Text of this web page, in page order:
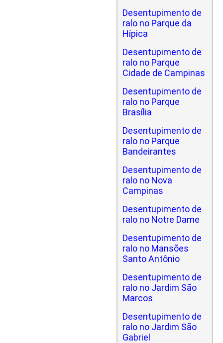
Desentupimento de
ralo no Parque da
Hípica
Desentupimento de
ralo no Parque
Cidade de Campinas
Desentupimento de
ralo no Parque
Brasília
Desentupimento de
ralo no Parque
Bandeirantes
Desentupimento de
ralo no Nova
Campinas
Desentupimento de
ralo no Notre Dame
Desentupimento de
ralo no Mansões
Santo Antônio
Desentupimento de
ralo no Jardim São
Marcos
Desentupimento de
ralo no Jardim São
Gabriel